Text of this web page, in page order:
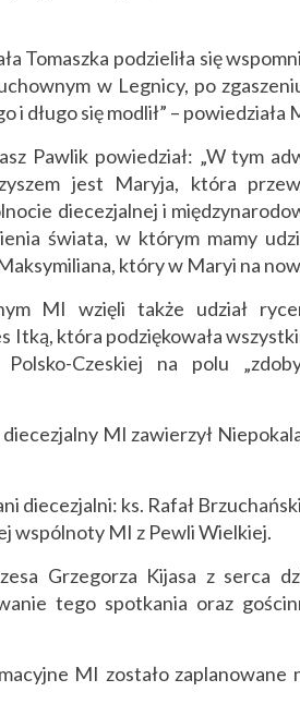
Tomaszka podzieliła się
w Legnicy, po
długo się modlił” – powiedziała
Pawlik powiedział: „W tym
jest Maryja, która
diecezjalnej i
świata, w którym mamy
który w Maryi na
MI wzięli także udział
Itką, która podziękowała
Polsko-Czeskiej na polu
MI zawierzył
diecezjalni: ks. Rafał
wspólnoty MI z Pewli Wielkiej.
Grzegorza Kijasa z serca
tego spotkania oraz
MI zostało